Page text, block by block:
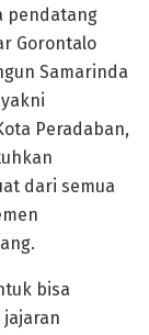
pendatang
Gorontalo
Samarinda
Peradaban,
dari semua
bisa